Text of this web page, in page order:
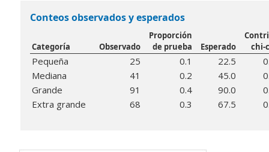
Conteos observados y esperados
Categoría Observado
Proporción
de prueba
Esperado
chi-
Pequeña 25 0.1 22.5
Mediana
41 0.2 45.0
Grande
91 0.4 90.0
Extra grande
68 0.3 67.5